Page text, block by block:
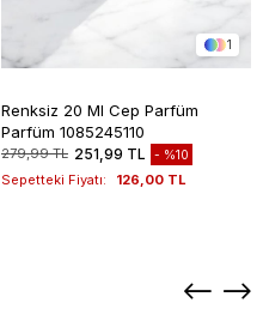
1
Renksiz 20 Ml Cep Parfüm
Parfüm 1085245110
279,99 TL 251,99 TL %10
Sepetteki Fiyatı: 126,00 TL